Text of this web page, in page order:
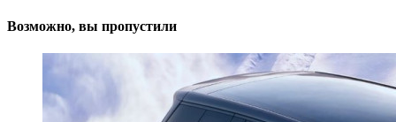
Возможно, вы пропустили